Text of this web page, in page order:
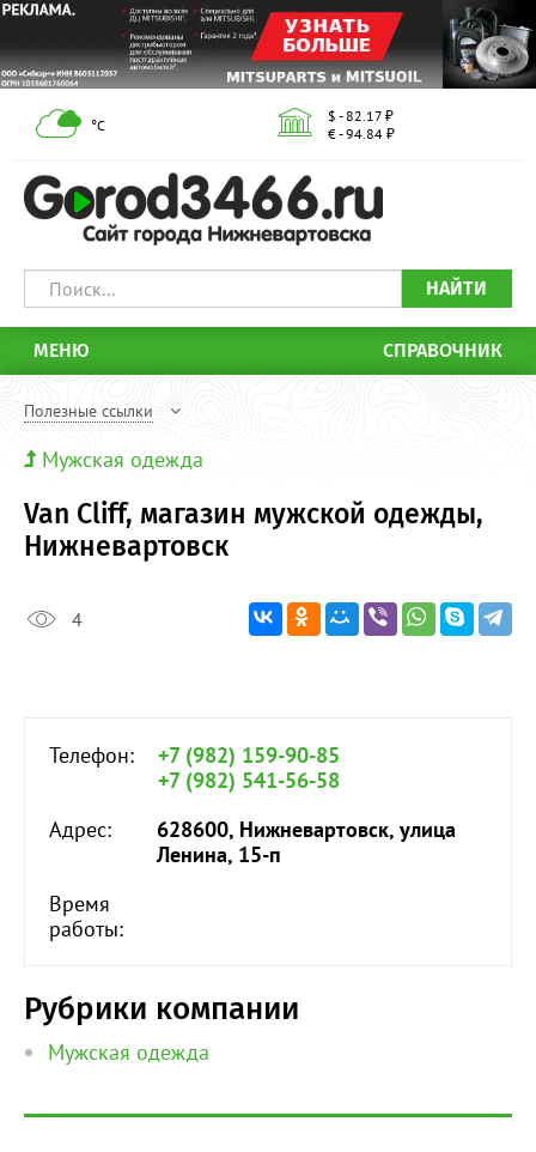
°С
$ - 82.17 ₽
€ - 94.84 ₽
НАЙТИ
МЕНЮ СПРАВОЧНИК
Полезные ссылки
Мужская одежда
Van Cliff, магазин мужской одежды,
Нижневартовск
4
Телефон:
+7 (982) 159-90-85
+7 (982) 541-56-58
Адрес:
628600, Нижневартовск, улица
Ленина, 15-п
Время
работы:
Рубрики компании
Мужская одежда